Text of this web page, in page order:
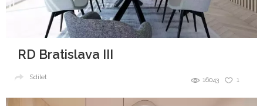
RD Bratislava III
1
16043
Sdílet